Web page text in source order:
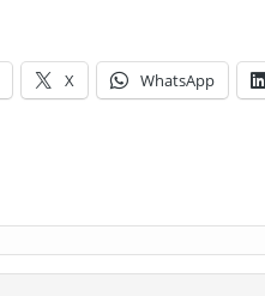
X WhatsApp